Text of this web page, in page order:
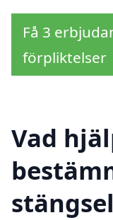
Få 3
förpliktelser
Vad